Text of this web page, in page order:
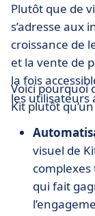
Plutôt que de
s’adresse aux
croissance de
et la vente de
la fois
les utilisateurs
Voici pourquoi
Kit plutôt
visuel de
qui fait